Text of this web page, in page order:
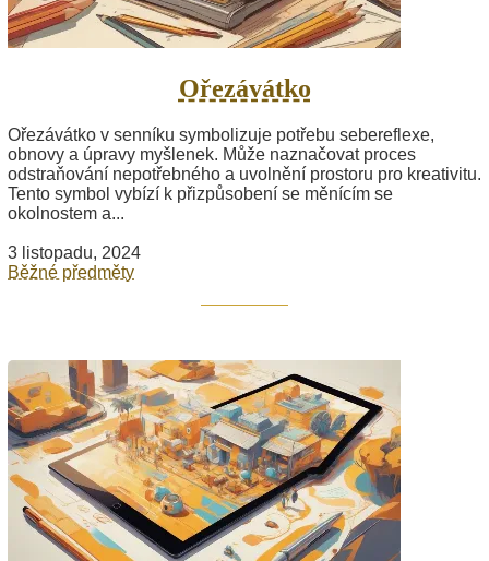
Ořezávátko
Ořezávátko v senníku symbolizuje potřebu sebereflexe,
obnovy a úpravy myšlenek. Může naznačovat proces
odstraňování nepotřebného a uvolnění prostoru pro kreativitu.
Tento symbol vybízí k přizpůsobení se měnícím se
okolnostem a...
3 listopadu, 2024
Běžné předměty